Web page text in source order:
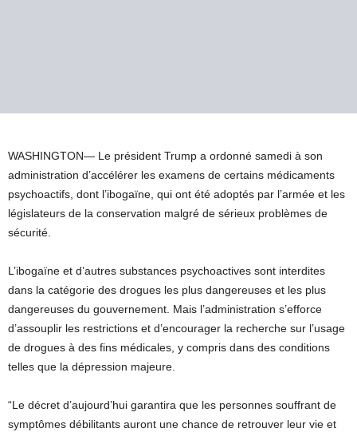
WASHINGTON— Le président Trump a ordonné samedi à son
administration d’accélérer les examens de certains médicaments
psychoactifs, dont l’ibogaïne, qui ont été adoptés par l’armée et les
législateurs de la conservation malgré de sérieux problèmes de
sécurité.
L’ibogaïne et d’autres substances psychoactives sont interdites
dans la catégorie des drogues les plus dangereuses et les plus
dangereuses du gouvernement. Mais l’administration s’efforce
d’assouplir les restrictions et d’encourager la recherche sur l’usage
de drogues à des fins médicales, y compris dans des conditions
telles que la dépression majeure.
“Le décret d’aujourd’hui garantira que les personnes souffrant de
symptômes débilitants auront une chance de retrouver leur vie et